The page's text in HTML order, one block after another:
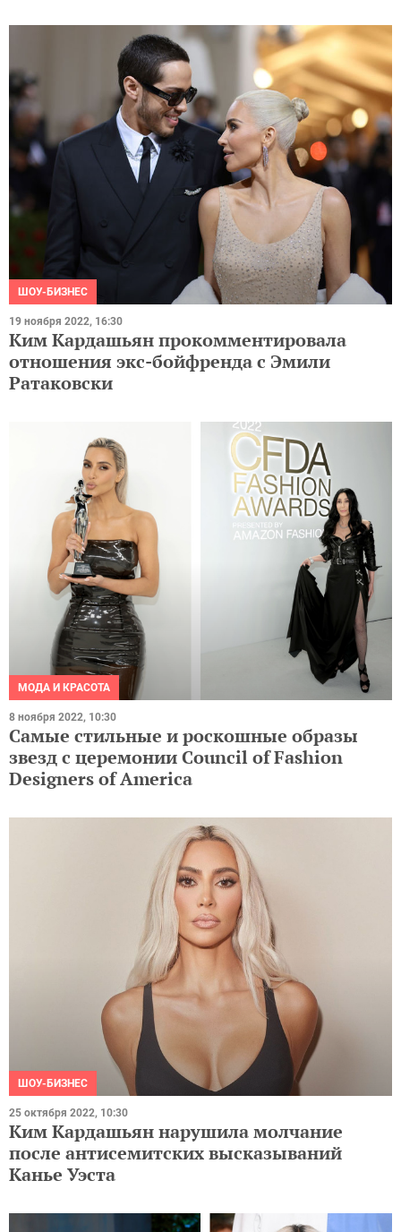
ШОУ-БИЗНЕС
19 ноября 2022, 16:30
Ким Кардашьян прокомментировала
отношения экс-бойфренда с Эмили
Ратаковски
МОДА И КРАСОТА
8 ноября 2022, 10:30
Самые стильные и роскошные образы
звезд с церемонии Council of Fashion
Designers of America
ШОУ-БИЗНЕС
25 октября 2022, 10:30
Ким Кардашьян нарушила молчание
после антисемитских высказываний
Канье Уэста